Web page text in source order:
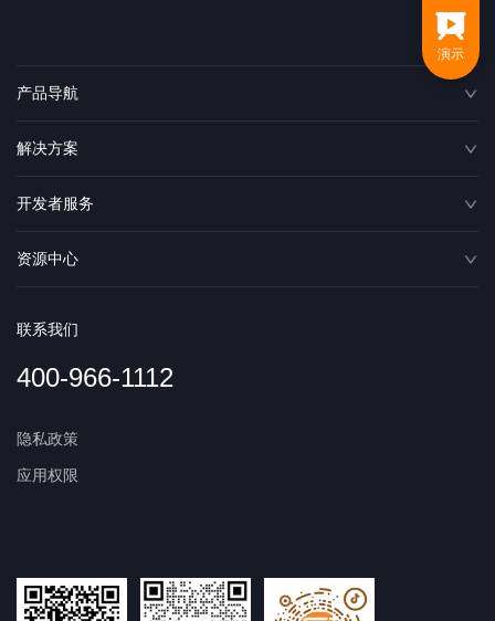
产品导航
解决方案
开发者服务
资源中心
联系我们
400-966-1112
隐私政策
应用权限
演示